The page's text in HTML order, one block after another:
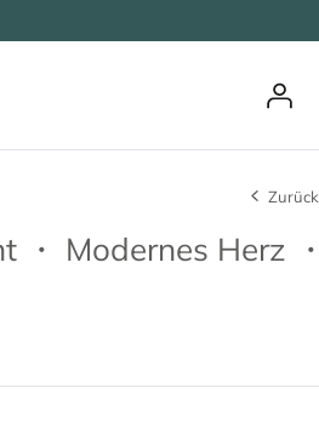
Zurück
・ Modernes Herz ・